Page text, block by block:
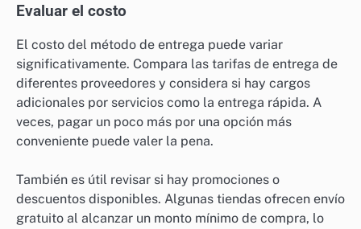
Evaluar el costo
El costo del método de entrega puede variar
significativamente. Compara las tarifas de entrega de
diferentes proveedores y considera si hay cargos
adicionales por servicios como la entrega rápida. A
veces, pagar un poco más por una opción más
conveniente puede valer la pena.
También es útil revisar si hay promociones o
descuentos disponibles. Algunas tiendas ofrecen envío
gratuito al alcanzar un monto mínimo de compra, lo